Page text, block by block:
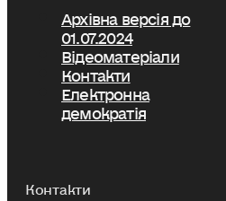
Архівна версія до
01.07.2024
Відеоматеріали
Контакти
Електронна
демократія
Контакти